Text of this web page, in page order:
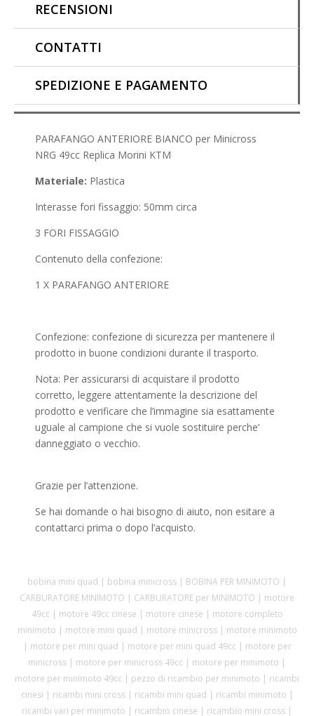
RECENSIONI
CONTATTI
SPEDIZIONE E PAGAMENTO
PARAFANGO ANTERIORE BIANCO per Minicross
NRG 49cc Replica Morini KTM
Materiale: Plastica
Interasse fori fissaggio: 50mm circa
3 FORI FISSAGGIO
Contenuto della confezione:
1 X PARAFANGO ANTERIORE
Confezione: confezione di sicurezza per mantenere il
prodotto in buone condizioni durante il trasporto.
Nota: Per assicurarsi di acquistare il prodotto
corretto, leggere attentamente la descrizione del
prodotto e verificare che l’immagine sia esattamente
uguale al campione che si vuole sostituire perche’
danneggiato o vecchio.
Grazie per l’attenzione.
Se hai domande o hai bisogno di aiuto, non esitare a
contattarci prima o dopo l’acquisto.
bobina mini quad | bobina minicross | BOBINA PER MINIMOTO |
CARBURATORE MINIMOTO | CARBURATORE per MINIMOTO | motore
49cc | motore 49cc cinese | motore cinese | motore completo
minimoto | motore mini quad | motore minicross | motore minimoto
| motore per mini quad | motore per mini quad 49cc | motore per
minicross | motore per minicross 49cc | motore per minimoto |
motore per minimoto 49cc | pezzo di ricambio per minimoto | ricambi
cinesi | ricambi mini cross | ricambi mini quad | ricambi minimoto |
ricambi vari per minimoto | ricambio cinese | ricambio mini cross |